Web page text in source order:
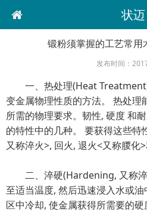
状迈
锻粉须掌握的工艺常用
发布时间：
一、热处理(Heat Treatment)
变金属物理性质的方法。 热处理
所需的物理要求。韧性, 硬度 和
的特性中的几种。 要获得这些特
又称淬火>, 回火, 退火<又称朡化
二、淬硬(Hardening, 又称淬
至适当温度, 然后迅速浸入水或
区中冷却, 使金属获得所需要的硬